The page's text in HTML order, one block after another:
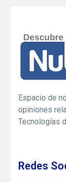
Espacio de
opiniones
Tecnologías
Redes